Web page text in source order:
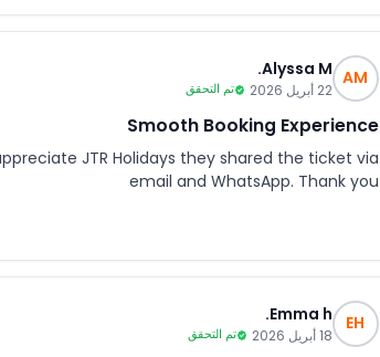
AM
Alyssa M.
22 أبريل 2026 تم التحقق
Smooth Booking Experience
JTR Holidays they shared the ticket via
email and WhatsApp. Thank you
EH
Emma h.
18 أبريل 2026 تم التحقق